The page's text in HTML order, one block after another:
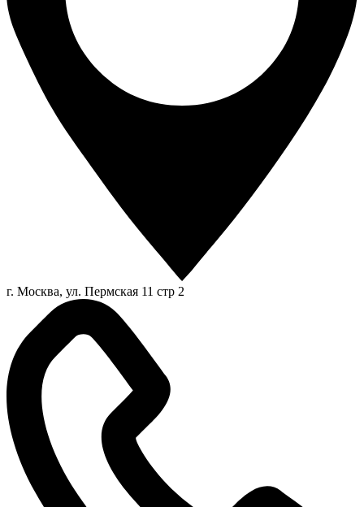
г. Москва, ул. Пермская 11 стр 2